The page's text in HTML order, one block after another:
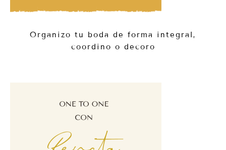
Organizo tu boda de forma integral,
coordino o decoro